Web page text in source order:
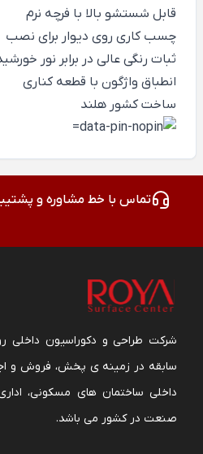
قابل شستشو بالا با فرچه نرم
چسب کاری روی دیوار برای نصب
ثبات رنگی عالی در برابر نور
انطباق واژگون با قطعه کناری
ساخت کشور هلند
تماس با خط مشاوره و
شرکت طراحی و دکوراسیون داخلی
سابقه در زمینه ی پخش، فروش و
داخلی ساختمان های مسکونی،
صنعت در کشور می باشد.